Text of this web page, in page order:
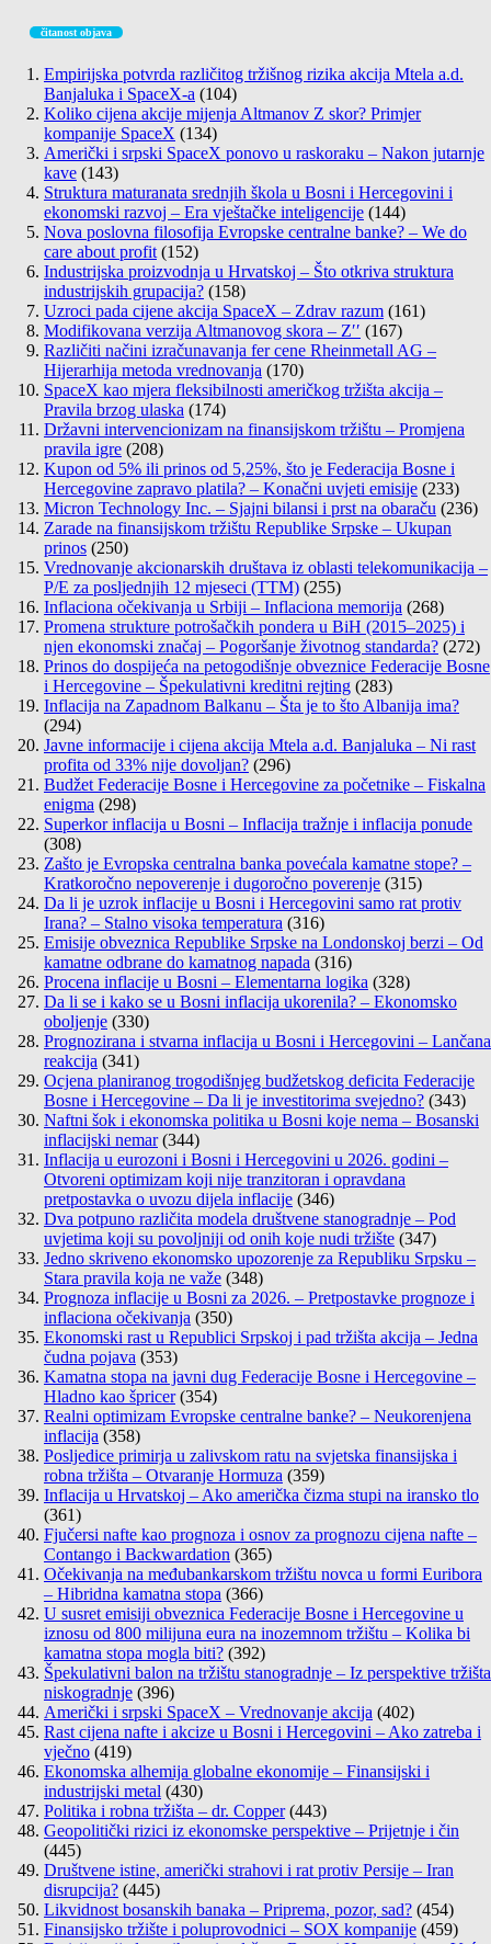
čitanost objava
Empirijska potvrda različitog tržišnog rizika akcija Mtela a.d.
Banjaluka i SpaceX-a (104)
Koliko cijena akcije mijenja Altmanov Z skor? Primjer
kompanije SpaceX (134)
Američki i srpski SpaceX ponovo u raskoraku – Nakon jutarnje
kave (143)
Struktura maturanata srednjih škola u Bosni i Hercegovini i
ekonomski razvoj – Era vještačke inteligencije (144)
Nova poslovna filosofija Evropske centralne banke? – We do
care about profit (152)
Industrijska proizvodnja u Hrvatskoj – Što otkriva struktura
industrijskih grupacija? (158)
Uzroci pada cijene akcija SpaceX – Zdrav razum (161)
Modifikovana verzija Altmanovog skora – Z′′ (167)
Različiti načini izračunavanja fer cene Rheinmetall AG –
Hijerarhija metoda vrednovanja (170)
SpaceX kao mjera fleksibilnosti američkog tržišta akcija –
Pravila brzog ulaska (174)
Državni intervencionizam na finansijskom tržištu – Promjena
pravila igre (208)
Kupon od 5% ili prinos od 5,25%, što je Federacija Bosne i
Hercegovine zapravo platila? – Konačni uvjeti emisije (233)
Micron Technology Inc. – Sjajni bilansi i prst na obaraču (236)
Zarade na finansijskom tržištu Republike Srpske – Ukupan
prinos (250)
Vrednovanje akcionarskih društava iz oblasti telekomunikacija –
P/E za posljednjih 12 mjeseci (TTM) (255)
Inflaciona očekivanja u Srbiji – Inflaciona memorija (268)
Promena strukture potrošačkih pondera u BiH (2015–2025) i
njen ekonomski značaj – Pogoršanje životnog standarda? (272)
Prinos do dospijeća na petogodišnje obveznice Federacije Bosne
i Hercegovine – Špekulativni kreditni rejting (283)
Inflacija na Zapadnom Balkanu – Šta je to što Albanija ima?
(294)
Javne informacije i cijena akcija Mtela a.d. Banjaluka – Ni rast
profita od 33% nije dovoljan? (296)
Budžet Federacije Bosne i Hercegovine za početnike – Fiskalna
enigma (298)
Superkor inflacija u Bosni – Inflacija tražnje i inflacija ponude
(308)
Zašto je Evropska centralna banka povećala kamatne stope? –
Kratkoročno nepoverenje i dugoročno poverenje (315)
Da li je uzrok inflacije u Bosni i Hercegovini samo rat protiv
Irana? – Stalno visoka temperatura (316)
Emisije obveznica Republike Srpske na Londonskoj berzi – Od
kamatne odbrane do kamatnog napada (316)
Procena inflacije u Bosni – Elementarna logika (328)
Da li se i kako se u Bosni inflacija ukorenila? – Ekonomsko
oboljenje (330)
Prognozirana i stvarna inflacija u Bosni i Hercegovini – Lančana
reakcija (341)
Ocjena planiranog trogodišnjeg budžetskog deficita Federacije
Bosne i Hercegovine – Da li je investitorima svejedno? (343)
Naftni šok i ekonomska politika u Bosni koje nema – Bosanski
inflacijski nemar (344)
Inflacija u eurozoni i Bosni i Hercegovini u 2026. godini –
Otvoreni optimizam koji nije tranzitoran i opravdana
pretpostavka o uvozu dijela inflacije (346)
Dva potpuno različita modela društvene stanogradnje – Pod
uvjetima koji su povoljniji od onih koje nudi tržište (347)
Jedno skriveno ekonomsko upozorenje za Republiku Srpsku –
Stara pravila koja ne važe (348)
Prognoza inflacije u Bosni za 2026. – Pretpostavke prognoze i
inflaciona očekivanja (350)
Ekonomski rast u Republici Srpskoj i pad tržišta akcija – Jedna
čudna pojava (353)
Kamatna stopa na javni dug Federacije Bosne i Hercegovine –
Hladno kao špricer (354)
Realni optimizam Evropske centralne banke? – Neukorenjena
inflacija (358)
Posljedice primirja u zalivskom ratu na svjetska finansijska i
robna tržišta – Otvaranje Hormuza (359)
Inflacija u Hrvatskoj – Ako američka čizma stupi na iransko tlo
(361)
Fjučersi nafte kao prognoza i osnov za prognozu cijena nafte –
Contango i Backwardation (365)
Očekivanja na međubankarskom tržištu novca u formi Euribora
– Hibridna kamatna stopa (366)
U susret emisiji obveznica Federacije Bosne i Hercegovine u
iznosu od 800 milijuna eura na inozemnom tržištu – Kolika bi
kamatna stopa mogla biti? (392)
Špekulativni balon na tržištu stanogradnje – Iz perspektive tržišta
niskogradnje (396)
Američki i srpski SpaceX – Vrednovanje akcija (402)
Rast cijena nafte i akcize u Bosni i Hercegovini – Ako zatreba i
vječno (419)
Ekonomska alhemija globalne ekonomije – Finansijski i
industrijski metal (430)
Politika i robna tržišta – dr. Copper (443)
Geopolitički rizici iz ekonomske perspektive – Prijetnje i čin
(445)
Društvene istine, američki strahovi i rat protiv Persije – Iran
disrupcija? (445)
Likvidnost bosanskih banaka – Priprema, pozor, sad? (454)
Finansijsko tržište i poluprovodnici – SOX kompanije (459)